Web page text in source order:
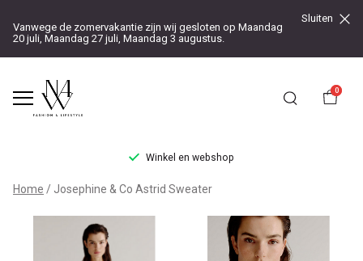
Vanwege de zomervakantie zijn wij gesloten op Maandag
20 juli, Maandag 27 juli, Maandag 3 augustus.
Sluiten
0
Winkel en webshop
Josephine
Home Josephine & Co Astrid Sweater